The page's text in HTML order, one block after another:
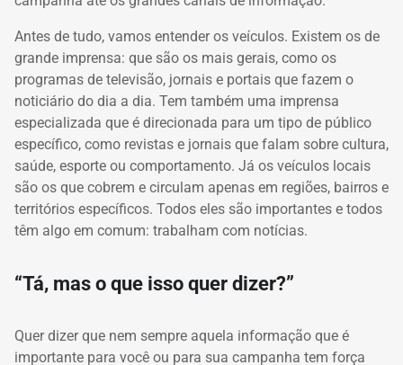
Antes de tudo, vamos entender os veículos. Existem os de
grande imprensa: que são os mais gerais, como os
programas de televisão, jornais e portais que fazem o
noticiário do dia a dia. Tem também uma imprensa
especializada que é direcionada para um tipo de público
específico, como revistas e jornais que falam sobre cultura,
saúde, esporte ou comportamento. Já os veículos locais
são os que cobrem e circulam apenas em regiões, bairros e
territórios específicos. Todos eles são importantes e todos
têm algo em comum: trabalham com notícias.
“Tá, mas o que isso quer dizer?”
Quer dizer que nem sempre aquela informação que é
importante para você ou para sua campanha tem força